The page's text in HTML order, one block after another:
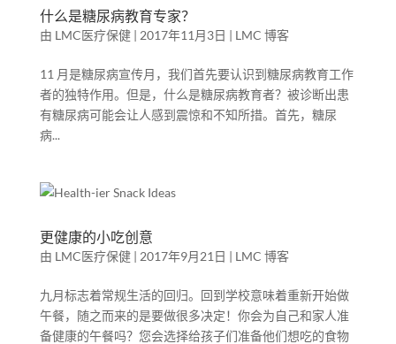
什么是糖尿病教育专家？
由 LMC医疗保健| 2017年11月3日 | LMC 博客
11 月是糖尿病宣传月，我们首先要认识到糖尿病教育工作
者的独特作用。但是，什么是糖尿病教育者？被诊断出患
有糖尿病可能会让人感到震惊和不知所措。首先，糖尿
病...
更健康的小吃创意
由 LMC医疗保健| 2017年9月21日 | LMC 博客
九月标志着常规生活的回归。回到学校意味着重新开始做
午餐，随之而来的是要做很多决定！你会为自己和家人准
备健康的午餐吗？您会选择给孩子们准备他们想吃的食物